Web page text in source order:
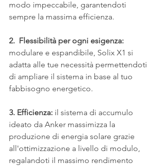
modo impeccabile, garantendoti
sempre la massima efficienza.
2.  Flessibilità per ogni esigenza:
modulare e espandibile, Solix X1 si
adatta alle tue necessità permettendoti
di ampliare il sistema in base al tuo
fabbisogno energetico.
3. Efficienza: il sistema di accumulo
ideato da Anker massimizza la
produzione di energia solare grazie
all'ottimizzazione a livello di modulo,
regalandoti il massimo rendimento